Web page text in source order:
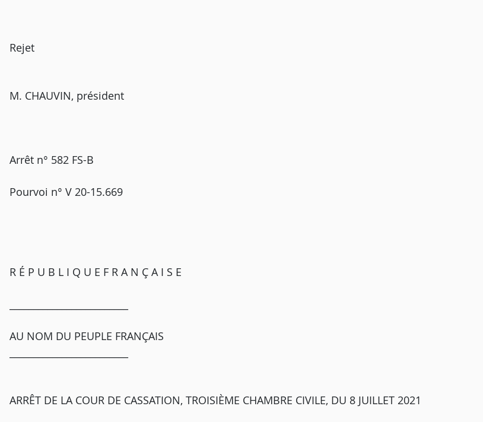
Rejet
M. CHAUVIN, président
Arrêt n° 582 FS-B
Pourvoi n° V 20-15.669
R É P U B L I Q U E F R A N Ç A I S E
AU NOM DU PEUPLE FRANÇAIS
ARRÊT DE LA COUR DE CASSATION, TROISIÈME CHAMBRE CIVILE, DU 8 JUILLET 2021